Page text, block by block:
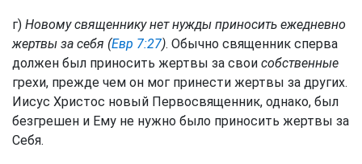
г) Новому священнику нет нужды приносить ежедневно
жертвы за себя (Евр 7:27). Обычно священник сперва
должен был приносить жертвы за свои собственные
грехи, прежде чем он мог принести жертвы за других.
Иисус Христос новый Первосвященник, однако, был
безгрешен и Ему не нужно было приносить жертвы за
Себя.